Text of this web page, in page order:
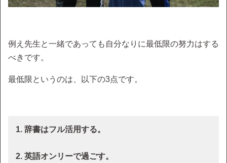
例え先生と一緒であっても自分なりに最低限の努力はする
べきです。
最低限というのは、以下の3点です。
1. 辞書はフル活用する。
2. 英語オンリーで過ごす。